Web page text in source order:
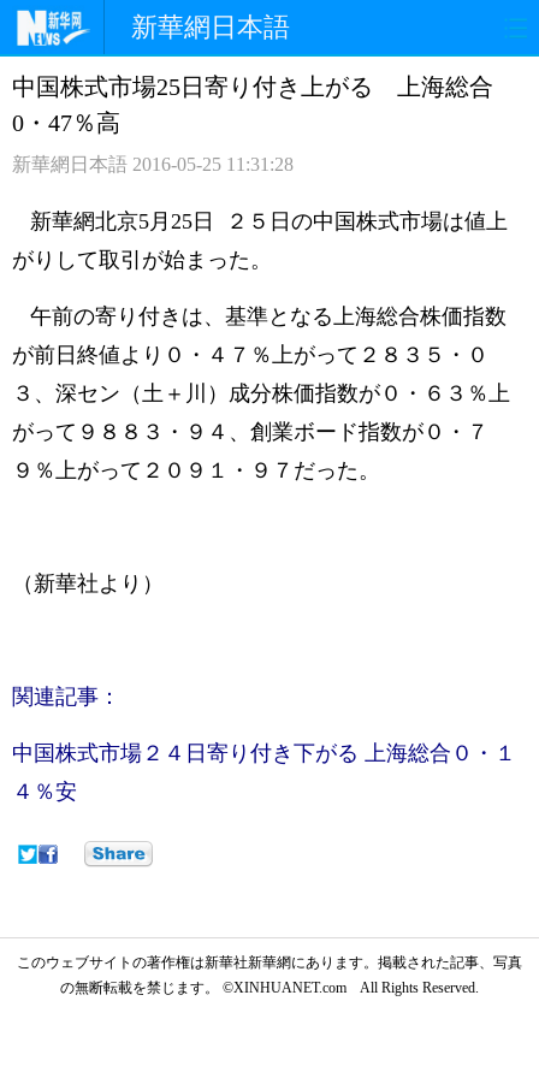
新華網日本語
ホームページ 政治 経済
観光 評論 写真
中日対訳
中国株式市場25日寄り付き上がる 上海総合
0・47％高
新華網日本語 2016-05-25 11:31:28
新華網北京5月25日 ２５日の中国株式市場は値上
がりして取引が始まった。
午前の寄り付きは、基準となる上海総合株価指数
が前日終値より０・４７％上がって２８３５・０
３、深セン（土＋川）成分株価指数が０・６３％上
がって９８８３・９４、創業ボード指数が０・７
９％上がって２０９１・９７だった。
（新華社より）
関連記事：
中国株式市場２４日寄り付き下がる 上海総合０・１
４％安
このウェブサイトの著作権は新華社新華網にあります。掲載された記事、写真
の無断転載を禁じます。 ©XINHUANET.com All Rights Reserved.